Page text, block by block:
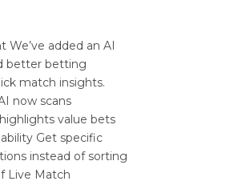
We’ve added an AI
better betting
match insights.
now scans
value bets
Get specific
instead of sorting
Live Match